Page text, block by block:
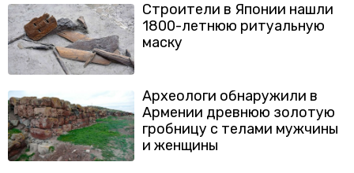
Строители в Японии нашли
1800-летнюю ритуальную
маску
Археологи обнаружили в
Армении древнюю золотую
гробницу с телами мужчины
и женщины